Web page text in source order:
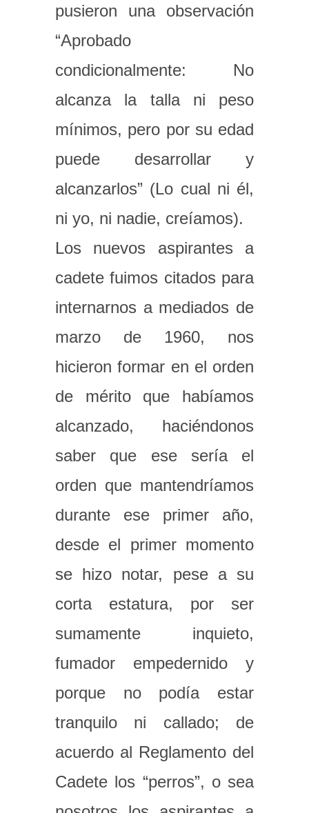
pusieron una observación
“Aprobado
condicionalmente: No
alcanza la talla ni peso
mínimos, pero por su edad
puede desarrollar y
alcanzarlos” (Lo cual ni él,
ni yo, ni nadie, creíamos).
Los nuevos aspirantes a
cadete fuimos citados para
internarnos a mediados de
marzo de 1960, nos
hicieron formar en el orden
de mérito que habíamos
alcanzado, haciéndonos
saber que ese sería el
orden que mantendríamos
durante ese primer año,
desde el primer momento
se hizo notar, pese a su
corta estatura, por ser
sumamente inquieto,
fumador empedernido y
porque no podía estar
tranquilo ni callado; de
acuerdo al Reglamento del
Cadete los “perros”, o sea